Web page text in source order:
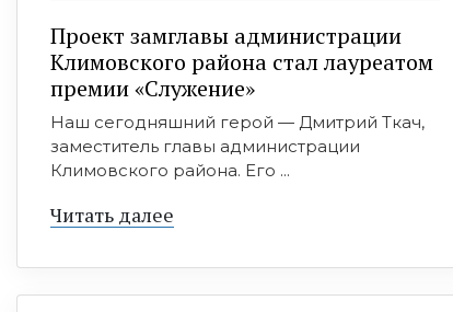
Проект замглавы администрации
Климовского района стал лауреатом
премии «Служение»
Наш сегодняшний герой — Дмитрий Ткач,
заместитель главы администрации
Климовского района. Его ...
Читать далее